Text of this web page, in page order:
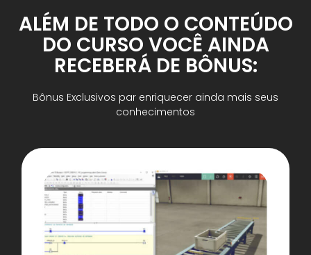
ALÉM DE TODO O CONTEÚDO
DO CURSO VOCÊ AINDA
RECEBERÁ DE BÔNUS:
Bônus Exclusivos par enriquecer ainda mais seus
conhecimentos